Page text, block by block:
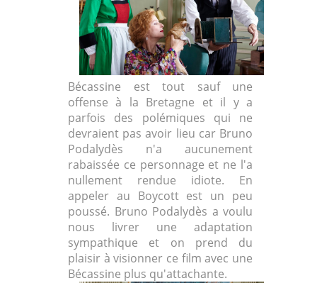
Bécassine est tout sauf une
offense à la Bretagne et il y a
parfois des polémiques qui ne
devraient pas avoir lieu car Bruno
Podalydès n'a aucunement
rabaissée ce personnage et ne l'a
nullement rendue idiote. En
appeler au Boycott est un peu
poussé. Bruno Podalydès a voulu
nous livrer une adaptation
sympathique et on prend du
plaisir à visionner ce film avec une
Bécassine plus qu'attachante.